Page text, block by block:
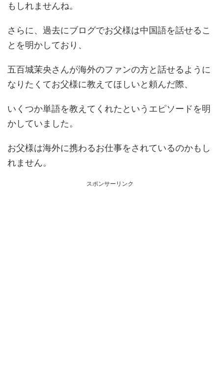
もしれませんね。
さらに、過去にブログでお父様は中国語を話せるこ
とを明かしており、
五百城茉央さんが海外のファンの方と話せるように
なりたくてお父様に教えてほしいと頼んだ際、
いくつか単語を教えてくれたというエピソードを明
かしていました。
お父様は海外に携わるお仕事をされているのかもし
れません。
スポンサーリンク